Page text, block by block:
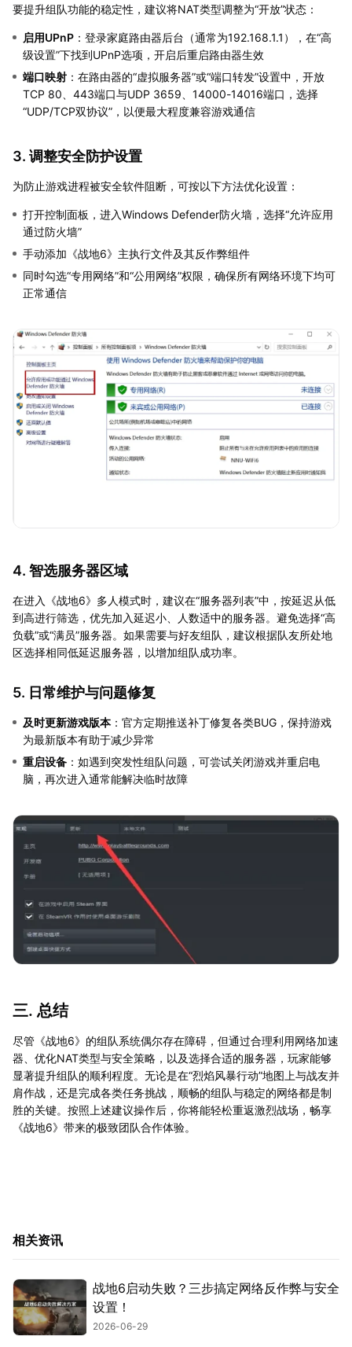
要提升组队功能的稳定性，建议将NAT类型调整为“开放”状态：
启用UPnP ：登录家庭路由器后台（通常为192.168.1.1），在“高
级设置”下找到UPnP选项，开启后重启路由器生效
端口映射 ：在路由器的“虚拟服务器”或“端口转发”设置中，开放
TCP 80、443端口与UDP 3659、14000-14016端口，选择
“UDP/TCP双协议”，以便最大程度兼容游戏通信
3. 调整安全防护设置
为防止游戏进程被安全软件阻断，可按以下方法优化设置：
打开控制面板，进入Windows Defender防火墙，选择“允许应用
通过防火墙”
手动添加《战地6》主执行文件及其反作弊组件
同时勾选“专用网络”和“公用网络”权限，确保所有网络环境下均可
正常通信
4. 智选服务器区域
在进入《战地6》多人模式时，建议在“服务器列表”中，按延迟从低
到高进行筛选，优先加入延迟小、人数适中的服务器。避免选择“高
负载”或“满员”服务器。如果需要与好友组队，建议根据队友所处地
区选择相同低延迟服务器，以增加组队成功率。
5. 日常维护与问题修复
及时更新游戏版本：官方定期推送补丁修复各类BUG，保持游戏
为最新版本有助于减少异常
重启设备 ：如遇到突发性组队问题，可尝试关闭游戏并重启电
脑，再次进入通常能解决临时故障
三. 总结
尽管《战地6》的组队系统偶尔存在障碍，但通过合理利用网络加速
器、优化NAT类型与安全策略，以及选择合适的服务器，玩家能够
显著提升组队的顺利程度。无论是在“烈焰风暴行动”地图上与战友并
肩作战，还是完成各类任务挑战，顺畅的组队与稳定的网络都是制
胜的关键。按照上述建议操作后，你将能轻松重返激烈战场，畅享
《战地6》带来的极致团队合作体验。
相关资讯
战地6启动失败？三步搞定网络反作弊与安全
设置！
2026-06-29